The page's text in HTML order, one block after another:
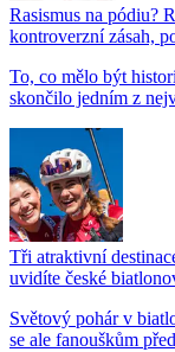
Rasismus na pódiu?
kontroverzní zásah,
To, co mělo být
skončilo jedním z
Tři atraktivní
uvidíte české
Světový pohár v
se ale fanouškům